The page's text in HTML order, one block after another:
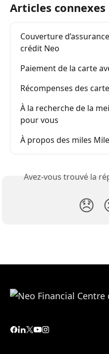
Articles connexes
Couverture
crédit Neo
Paiement de la carte
Récompenses des
À la recherche de la
pour vous
À propos des miles
Avez-vous trouvé la
😞